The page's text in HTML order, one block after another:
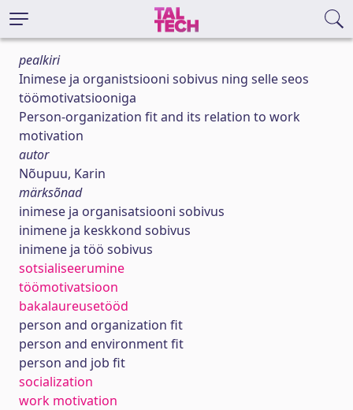
pealkiri
Inimese ja organistsiooni sobivus ning selle seos
töömotivatsiooniga
Person-organization fit and its relation to work
motivation
autor
Nõupuu, Karin
märksõnad
inimese ja organisatsiooni sobivus
inimene ja keskkond sobivus
inimene ja töö sobivus
sotsialiseerumine
töömotivatsioon
bakalaureusetööd
person and organization fit
person and environment fit
person and job fit
socialization
work motivation